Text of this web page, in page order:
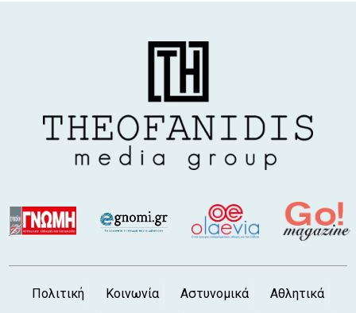
Πολιτική Κοινωνία Αστυνομικά Αθλητικά